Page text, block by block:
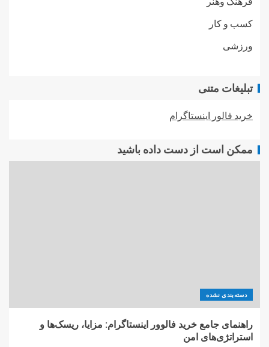
کسب و کار
ورزشی
تبلیغات متنی
خرید فالور اینستاگرام
ممکن است از دست داده باشید
دسته‌بندی نشده
راهنمای جامع خرید فالوور اینستاگرام: مزایا، ریسک‌ها و
استراتژی‌های امن